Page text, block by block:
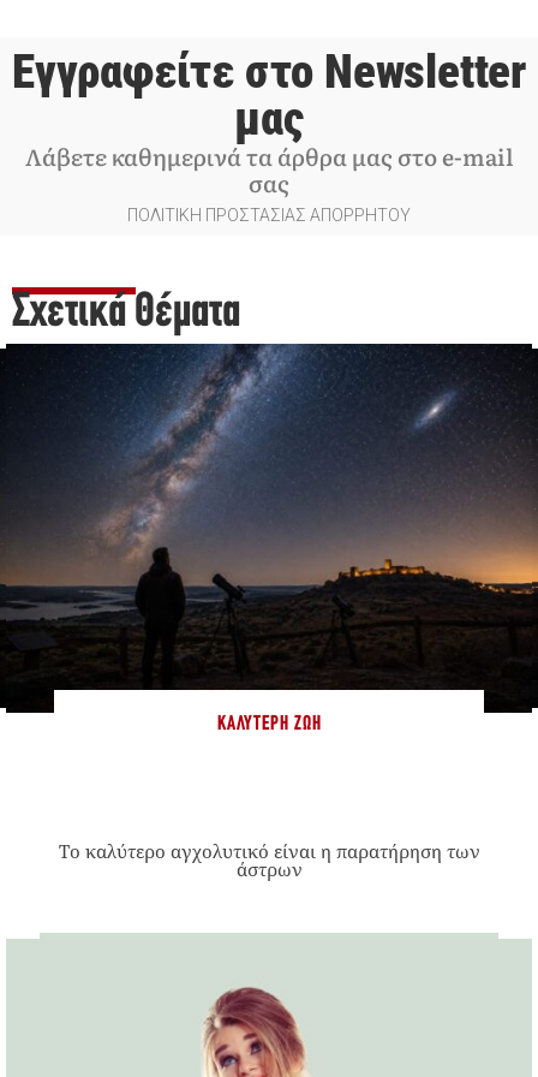
Εγγραφείτε στο Newsletter
μας
Λάβετε καθημερινά τα άρθρα μας στο e-mail
σας
ΠΟΛΙΤΙΚΗ ΠΡΟΣΤΑΣΙΑΣ ΑΠΟΡΡΗΤΟΥ
Σχετικά Θέματα
ΚΑΛΎΤΕΡΗ ΖΩΉ
Το καλύτερο αγχολυτικό είναι η παρατήρηση των
άστρων